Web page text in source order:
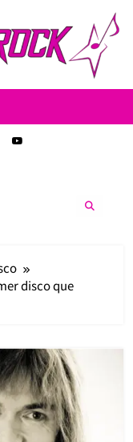
original, profundo y sin
disco que